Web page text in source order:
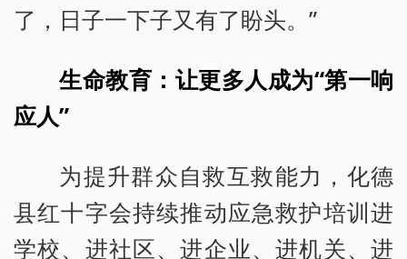
了，日子一下子又有了盼头。”
生命教育：让更多人成为“第一响
应人”
为提升群众自救互救能力，化德
县红十字会持续推动应急救护培训进
学校、进社区、进企业、进机关、进